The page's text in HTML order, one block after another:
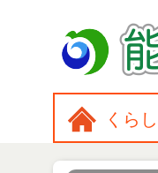
くらし